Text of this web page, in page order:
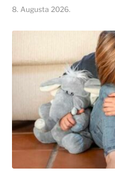
8. Augusta 2026.